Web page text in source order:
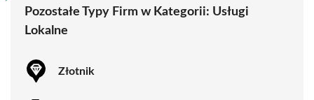
Pozostałe Typy Firm w Kategorii: Usługi
Lokalne
Złotnik